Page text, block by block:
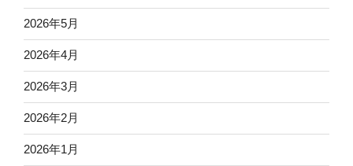
2026年5月
2026年4月
2026年3月
2026年2月
2026年1月